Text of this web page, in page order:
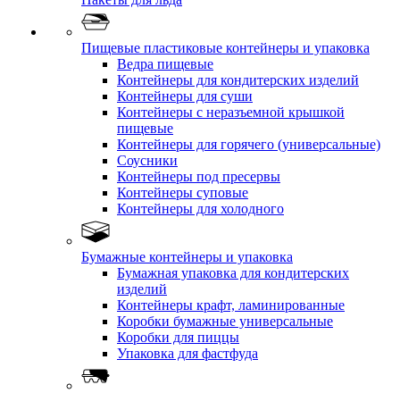
Пищевые пластиковые контейнеры и упаковка
Ведра пищевые
Контейнеры для кондитерских изделий
Контейнеры для суши
Контейнеры с неразъемной крышкой
пищевые
Контейнеры для горячего (универсальные)
Соусники
Контейнеры под пресервы
Контейнеры суповые
Контейнеры для холодного
Бумажные контейнеры и упаковка
Бумажная упаковка для кондитерских
изделий
Контейнеры крафт, ламинированные
Коробки бумажные универсальные
Коробки для пиццы
Упаковка для фастфуда